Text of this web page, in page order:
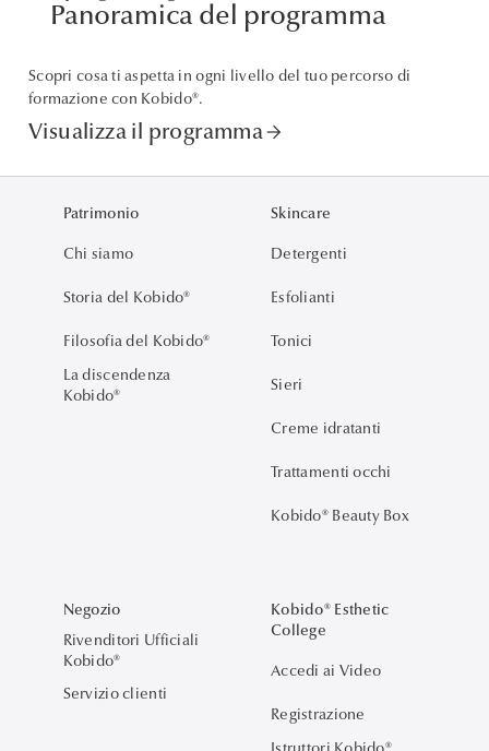
Panoramica del programma
Scopri cosa ti aspetta in ogni livello del tuo percorso di
formazione con Kobido®.
Visualizza il programmaarrow_forward
Patrimonio
Chi siamo
Storia del Kobido®
Filosofia del Kobido®
La discendenza
Kobido®
Skincare
Detergenti
Esfolianti
Tonici
Sieri
Creme idratanti
Trattamenti occhi
Kobido® Beauty Box
Negozio
Rivenditori Ufficiali
Kobido®
Servizio clienti
Kobido® Esthetic
College
Accedi ai Video
Registrazione